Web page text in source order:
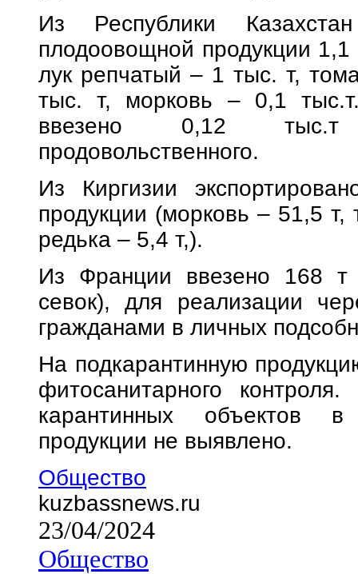
Из Республики
плодоовощной продукции
лук репчатый – 1 тыс. т,
тыс. т, морковь – 0,1
ввезено 0,12 тыс.т
продовольственного.
Из Киргизии
продукции (морковь – 51,5 т,
редька – 5,4 т,).
Из Франции ввезено 168 т
севок), для реализации
гражданами в личных
На подкарантинную
фитосанитарного
карантинных объектов в
продукции не выявлено.
Общество
kuzbassnews.ru
23/04/2024
Общество